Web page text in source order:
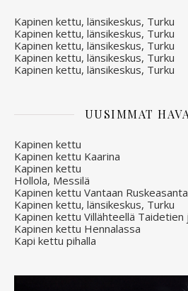
Kapinen kettu, länsikeskus, Turku
Kapinen kettu, länsikeskus, Turku
Kapinen kettu, länsikeskus, Turku
Kapinen kettu, länsikeskus, Turku
Kapinen kettu, länsikeskus, Turku
UUSIMMAT
Kapinen kettu
Kapinen kettu Kaarina
Kapinen kettu
Hollola, Messilä
Kapinen kettu Vantaan Ruskeasanta
Kapinen kettu, länsikeskus, Turku
Kapinen kettu Villähteellä Taidetien
Kapinen kettu Hennalassa
Kapi kettu pihalla